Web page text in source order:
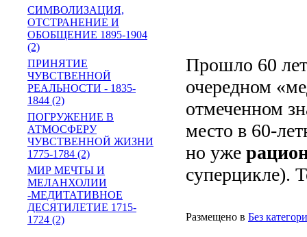
Прошло 60
очередном
отмеченном
место в 60-
но уже
суперцикле).
Размещено в Без
СИМВОЛИЗАЦИЯ,
ОТСТРАНЕНИЕ И
ОБОБЩЕНИЕ 1895-1904
(2)
ПРИНЯТИЕ
ЧУВСТВЕННОЙ
РЕАЛЬНОСТИ - 1835-
1844 (2)
ПОГРУЖЕНИЕ В
АТМОСФЕРУ
ЧУВСТВЕННОЙ ЖИЗНИ
1775-1784 (2)
МИР МЕЧТЫ И
МЕЛАНХОЛИИ
-МЕДИТАТИВНОЕ
ДЕСЯТИЛЕТИЕ 1715-
1724 (2)